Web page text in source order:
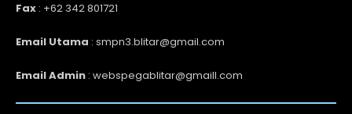
Fax : +62 342 801721
Email Utama : smpn3.blitar@gmail.com
Email Admin : webspegablitar@gmaill.com